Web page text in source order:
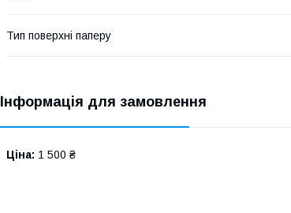
Тип поверхні паперу
Інформація для замовлення
Ціна: 1 500 ₴